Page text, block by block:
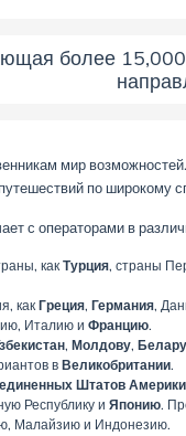
более
мир
по широкому
с операторами в
как Турция, страны
как Греция, Германия,
Италию и Францию.
, Молдову,
в Великобритании.
Штатов Америки
Республику и Японию.
Малайзию и Индонезию.